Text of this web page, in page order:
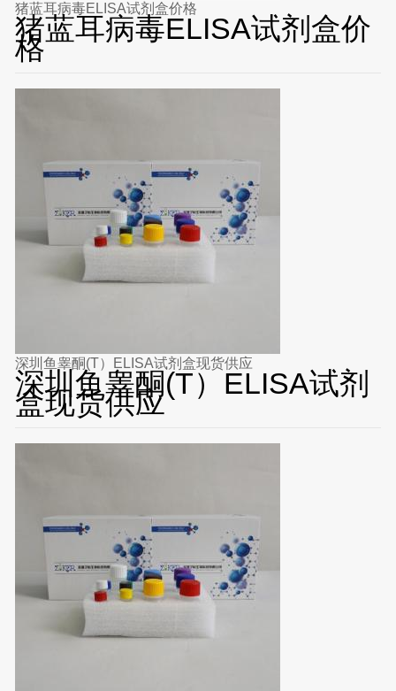
猪蓝耳病毒ELISA试剂盒价格
猪蓝耳病毒ELISA试剂盒价
格
深圳鱼睾酮(T）ELISA试剂盒现货供应
深圳鱼睾酮(T）ELISA试剂
盒现货供应